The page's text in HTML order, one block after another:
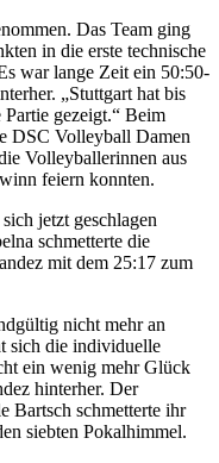
Das Team ging
in die erste technische
war lange Zeit ein 50:50-
„Stuttgart hat bis
Partie gezeigt.“ Beim
DSC Volleyball Damen
Volleyballerinnen aus
feiern konnten.
jetzt geschlagen
schmetterte die
mit dem 25:17 zum
nicht mehr an
sich die individuelle
ein wenig mehr Glück
hinterher. Der
Bartsch schmetterte ihr
siebten Pokalhimmel.